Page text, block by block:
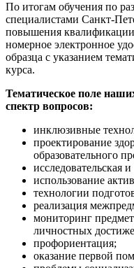
По итогам обучения по
специалистами Санкт-
повышения
номерное электронное
образца с указанием
курса.
Тематическое поле
спектр вопросов:
инклюзивные
проектирование
образовательного
исследовательская
использование
технологии
реализация
мониторинг
личностных
профориентация;
оказание первой